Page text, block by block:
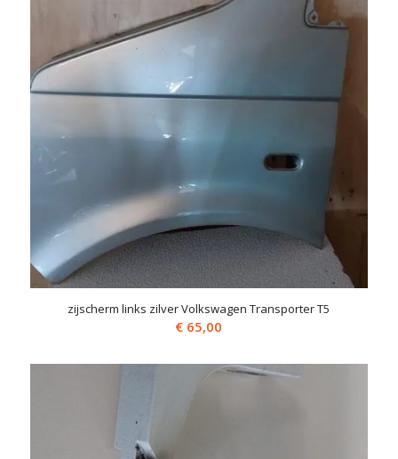
zijscherm links zilver Volkswagen Transporter T5
€ 65,00